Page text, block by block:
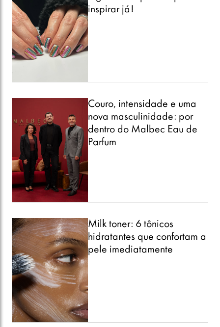
inspirar já!
Couro, intensidade e uma
nova masculinidade: por
dentro do Malbec Eau de
Parfum
Milk toner: 6 tônicos
hidratantes que confortam a
pele imediatamente